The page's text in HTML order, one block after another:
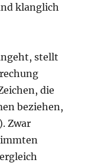
klanglich
stellt
die
beziehen,
Zwar